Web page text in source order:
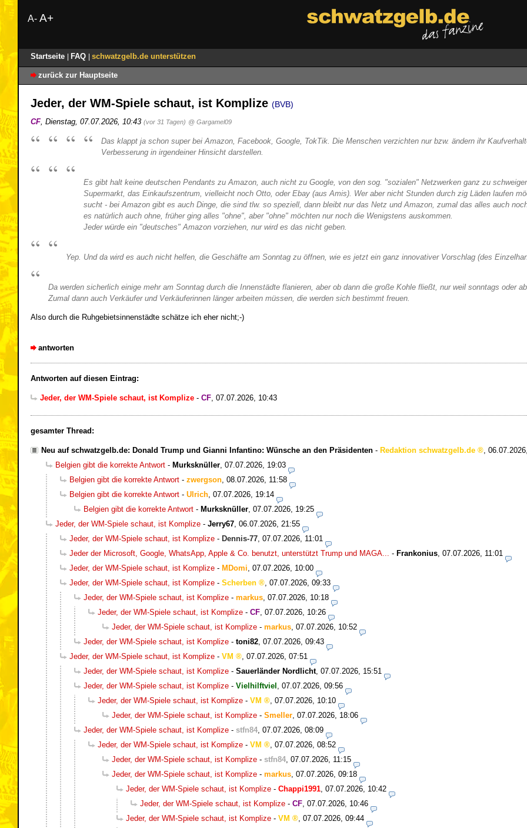
A- A+
Startseite FAQ schwatzgelb.de unterstützen
zurück zur Hauptseite
Jeder, der WM-Spiele schaut, ist Komplize (BVB)
CF, Dienstag, 07.07.2026, 10:43 (vor 31 Tagen) @ Gargamel09
Das klappt ja schon super bei Amazon, Facebook, Google, TokTik. Die Menschen verzichten nur bzw. ändern ihr
Verbesserung in irgendeiner Hinsicht darstellen.
Es gibt halt keine deutschen Pendants zu Amazon, auch nicht zu Google, von den sog. "sozialen" Netzwerken ganz zu
Supermarkt, das Einkaufszentrum, vielleicht noch Otto, oder Ebay (aus Amis). Wer aber nicht Stunden durch zig Läden laufen
sucht - bei Amazon gibt es auch Dinge, die sind tlw. so speziell, dann bleibt nur das Netz und Amazon, zumal das alles auch
es natürlich auch ohne, früher ging alles "ohne", aber "ohne" möchten nur noch die Wenigstens auskommen.
Jeder würde ein "deutsches" Amazon vorziehen, nur wird es das nicht geben.
Yep. Und da wird es auch nicht helfen, die Geschäfte am Sonntag zu öffnen, wie es jetzt ein ganz innovativer Vorschlag (des
Da werden sicherlich einige mehr am Sonntag durch die Innenstädte flanieren, aber ob dann die große Kohle fließt, nur weil sonntags oder
Zumal dann auch Verkäufer und Verkäuferinnen länger arbeiten müssen, die werden sich bestimmt freuen.
Also durch die Ruhgebietsinnenstädte schätze ich eher nicht;-)
antworten
Antworten auf diesen Eintrag:
Jeder, der WM-Spiele schaut, ist Komplize - CF, 07.07.2026, 10:43
gesamter Thread:
Neu auf schwatzgelb.de: Donald Trump und Gianni Infantino: Wünsche an den Präsidenten - Redaktion schwatzgelb.de ,
Belgien gibt die korrekte Antwort - Murksknüller, 07.07.2026, 19:03
Belgien gibt die korrekte Antwort - zwergson, 08.07.2026, 11:58
Belgien gibt die korrekte Antwort - Ulrich, 07.07.2026, 19:14
Belgien gibt die korrekte Antwort - Murksknüller, 07.07.2026, 19:25
Jeder, der WM-Spiele schaut, ist Komplize - Jerry67, 06.07.2026, 21:55
Jeder, der WM-Spiele schaut, ist Komplize - Dennis-77, 07.07.2026, 11:01
Jeder der Microsoft, Google, WhatsApp, Apple & Co. benutzt, unterstützt Trump und MAGA... - Frankonius, 07.07.2026, 11:01
Jeder, der WM-Spiele schaut, ist Komplize - MDomi, 07.07.2026, 10:00
Jeder, der WM-Spiele schaut, ist Komplize - Scherben , 07.07.2026, 09:33
Jeder, der WM-Spiele schaut, ist Komplize - markus, 07.07.2026, 10:18
Jeder, der WM-Spiele schaut, ist Komplize - CF, 07.07.2026, 10:26
Jeder, der WM-Spiele schaut, ist Komplize - markus, 07.07.2026, 10:52
Jeder, der WM-Spiele schaut, ist Komplize - toni82, 07.07.2026, 09:43
Jeder, der WM-Spiele schaut, ist Komplize - VM , 07.07.2026, 07:51
Jeder, der WM-Spiele schaut, ist Komplize - Sauerländer Nordlicht, 07.07.2026, 15:51
Jeder, der WM-Spiele schaut, ist Komplize - Vielhilftviel , 07.07.2026, 09:56
Jeder, der WM-Spiele schaut, ist Komplize - VM , 07.07.2026, 10:10
Jeder, der WM-Spiele schaut, ist Komplize - Smeller, 07.07.2026, 18:06
Jeder, der WM-Spiele schaut, ist Komplize - stfn84, 07.07.2026, 08:09
Jeder, der WM-Spiele schaut, ist Komplize - VM , 07.07.2026, 08:52
Jeder, der WM-Spiele schaut, ist Komplize - stfn84, 07.07.2026, 11:15
Jeder, der WM-Spiele schaut, ist Komplize - markus, 07.07.2026, 09:18
Jeder, der WM-Spiele schaut, ist Komplize - Chappi1991, 07.07.2026, 10:42
Jeder, der WM-Spiele schaut, ist Komplize - CF, 07.07.2026, 10:46
Jeder, der WM-Spiele schaut, ist Komplize - VM , 07.07.2026, 09:44